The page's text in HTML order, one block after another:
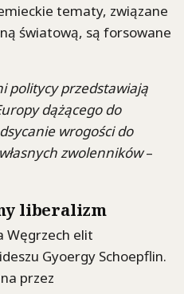
tematy, związane
światową, są forsowane
politycy przedstawiają
dążącego do
wrogości do
zwolenników–
liberalizm
Węgrzech elit
Gyoergy Schoepflin.
przez